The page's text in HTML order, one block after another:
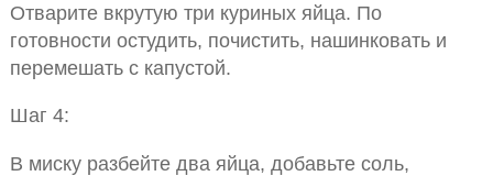
Отварите вкрутую три куриных яйца. По
готовности остудить, почистить, нашинковать и
перемешать с капустой.
Шаг 4:
В миску разбейте два яйца, добавьте соль,